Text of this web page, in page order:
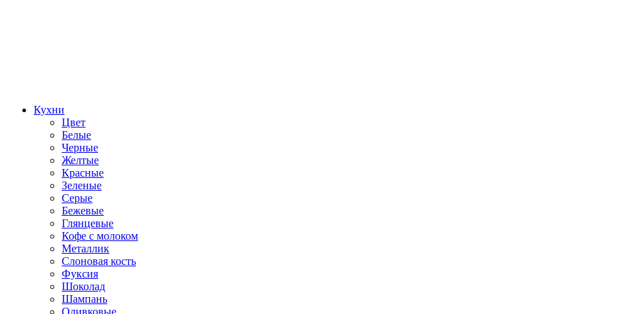
Кухни
Цвет
Белые
Черные
Желтые
Красные
Зеленые
Серые
Бежевые
Глянцевые
Кофе с молоком
Металлик
Слоновая кость
Фуксия
Шоколад
Шампань
Оливковые